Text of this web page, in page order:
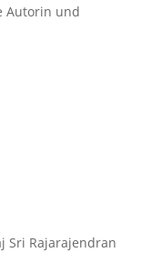
Autorin und
Sri Rajarajendran